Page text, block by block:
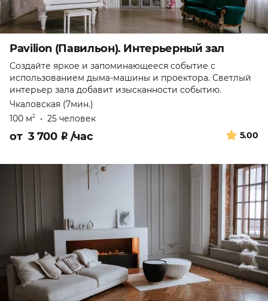
Pavilion (Павильон). Интерьерный зал
Создайте яркое и запоминающееся событие с
использованием дыма-машины и проектора. Светлый
интерьер зала добавит изысканности событию.
Чкаловская (7мин.)
100 м2 • 25 человек
5.00
от 3 700 ₽ /час